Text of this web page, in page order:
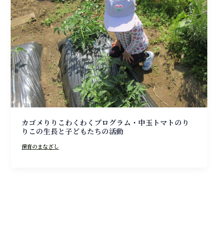
カゴメりりこわくわくプログラム・中玉トマトのり
りこの生長と子どもたちの活動
保育のまなざし